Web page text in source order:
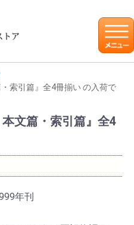
索引篇』全4冊揃い の入荷で
文篇・索引篇』全4
年刊